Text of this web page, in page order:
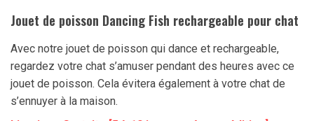
basé sur
notations
Jouet de poisson Dancing Fish rechargeable pour chat
Avec notre jouet de poisson qui dance et rechargeable,
regardez votre chat s’amuser pendant des heures avec ce
jouet de poisson. Cela évitera également à votre chat de
s’ennuyer à la maison.